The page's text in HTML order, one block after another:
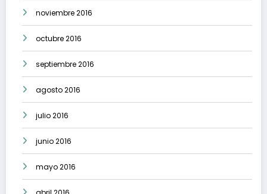
noviembre 2016
octubre 2016
septiembre 2016
agosto 2016
julio 2016
junio 2016
mayo 2016